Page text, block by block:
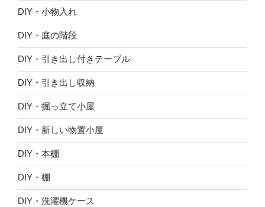
DIY・小物入れ
DIY・庭の階段
DIY・引き出し付きテーブル
DIY・引き出し収納
DIY・掘っ立て小屋
DIY・新しい物置小屋
DIY・本棚
DIY・棚
DIY・洗濯機ケース